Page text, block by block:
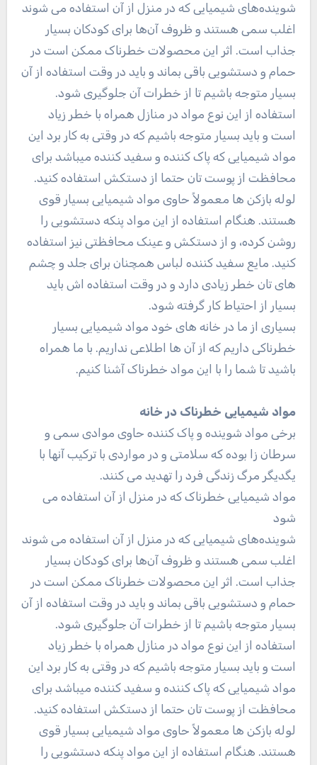
شوینده‌های شیمیایی که در منزل از آن استفاده می شوند
اغلب سمی هستند و ظروف آن‌ها برای کودکان بسیار
جذاب است. اثر این محصولات خطرناک ممکن است در
حمام و دستشویی باقی بماند و باید در وقت استفاده از آن
بسیار متوجه باشیم تا از خطرات آن جلوگیری شود.
استفاده از این نوع مواد در منازل همراه با خطر زیاد
است و باید بسیار متوجه باشیم که در وقتی به کار برد این
مواد شیمیایی که پاک کننده و سفید کننده میباشد برای
محافظت از پوست تان حتما از دستکش استفاده کنید.
لوله بازکن‌ ها معمولاً حاوی مواد شیمیایی بسیار قوی
هستند. هنگام استفاده از این مواد پنکه دستشویی را
روشن کرده، و از دستکش و عینک محافظتی نیز استفاده
کنید. مایع سفید کننده لباس همچنان برای جلد و چشم
های تان خطر زیادی دارد و در وقت استفاده اش باید
بسیار از احتیاط کار گرفته شود.
بسیاری از ما در خانه های خود مواد شیمیایی بسیار
خطرناکی داریم که از آن ها اطلاعی نداریم. با ما همراه
باشید تا شما را با این مواد خطرناک آشنا کنیم.
مواد شیمیایی خطرناک در خانه
برخی مواد شوینده و پاک کننده حاوی موادی سمی و
سرطان زا بوده که سلامتی و در مواردی با ترکیب آنها با
یگدیگر مرگ زندگی فرد را تهدید می کنند.
مواد شیمیایی خطرناک که در منزل از آن استفاده می
شود
شوینده‌های شیمیایی که در منزل از آن استفاده می شوند
اغلب سمی هستند و ظروف آن‌ها برای کودکان بسیار
جذاب است. اثر این محصولات خطرناک ممکن است در
حمام و دستشویی باقی بماند و باید در وقت استفاده از آن
بسیار متوجه باشیم تا از خطرات آن جلوگیری شود.
استفاده از این نوع مواد در منازل همراه با خطر زیاد
است و باید بسیار متوجه باشیم که در وقتی به کار برد این
مواد شیمیایی که پاک کننده و سفید کننده میباشد برای
محافظت از پوست تان حتما از دستکش استفاده کنید.
لوله بازکن‌ ها معمولاً حاوی مواد شیمیایی بسیار قوی
هستند. هنگام استفاده از این مواد پنکه دستشویی را